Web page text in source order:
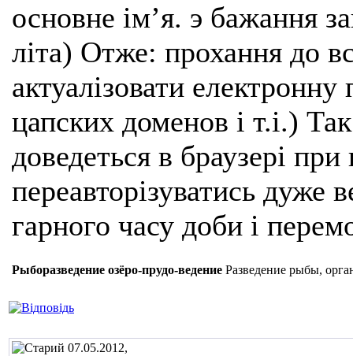
основне імʼя. э бажання
літа) Отже: прохання до
актуалізовати
цапских доменов і т.і.)
доведеться в браузері
переавторізуватись
гарного часу доби і
Рыборазведение озёро-прудо-ведение Разведение рыбы,
07.05.2012,